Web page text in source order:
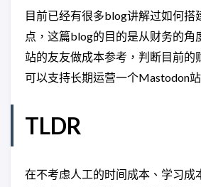
目前已经有很多blog讲解过如何搭
点，这篇blog的目的是从财务的角
站的友友做成本参考，判断目前的
可以支持长期运营一个Mastodon站
TLDR
在不考虑人工的时间成本、学习成